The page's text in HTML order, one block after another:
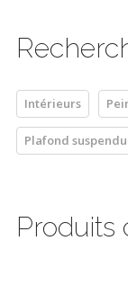
Intérieurs
Plafond suspendu
Produits